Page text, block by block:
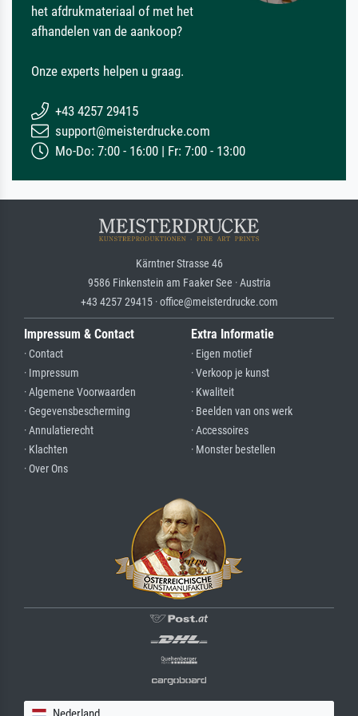
het afdrukmateriaal of met het
afhandelen van de aankoop?
Onze experts helpen u graag.
+43 4257 29415
support@meisterdrucke.com
Mo-Do: 7:00 - 16:00 | Fr: 7:00 - 13:00
Kärntner Strasse 46
9586 Finkenstein am Faaker See · Austria
+43 4257 29415 · office@meisterdrucke.com
Impressum & Contact
· Contact
· Impressum
· Algemene Voorwaarden
· Gegevensbescherming
· Annulatierecht
· Klachten
· Over Ons
Extra Informatie
· Eigen motief
· Verkoop je kunst
· Kwaliteit
· Beelden van ons werk
· Accessoires
· Monster bestellen